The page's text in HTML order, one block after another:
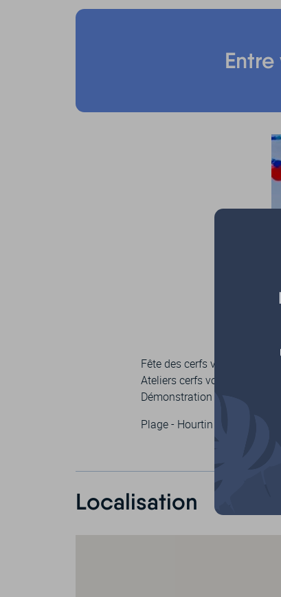
Fête des cerfs volants
Ateliers cerfs volants pour
Démonstration de cerfs-
Plage - Hourtin plage
Localisation